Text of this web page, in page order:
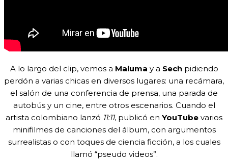
A lo largo del clip, vemos a Maluma y a Sechpidiendo
perdón a varias chicas en diversos lugares: una recámara,
el salón de una conferencia de prensa, una parada de
autobús y un cine, entre otros escenarios. Cuando el
artista colombiano lanzó 11:11, publicó en YouTube varios
minifilmes de canciones del álbum, con argumentos
surrealistas o con toques de ciencia ficción, a los cuales
llamó “pseudo videos”.